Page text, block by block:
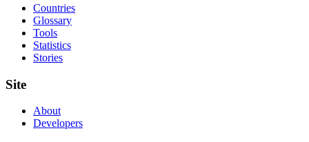
Countries
Glossary
Tools
Statistics
Stories
Site
About
Developers